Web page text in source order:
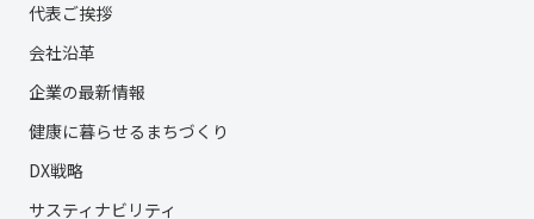
代表ご挨拶
会社沿革
企業の最新情報
健康に暮らせるまちづくり
DX戦略
サスティナビリティ